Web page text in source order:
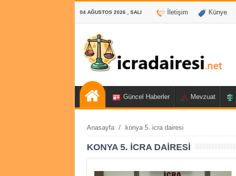
04 AĞUSTOS 2026 , SALI İletişim Künye
Güncel Haberler Mevzuat
Anasayfa / konya 5. icra dairesi
KONYA 5. ICRA DAIRESI